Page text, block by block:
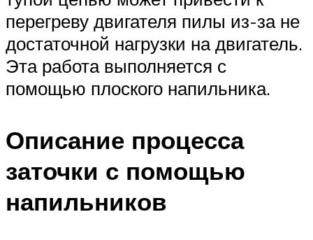
перегреву двигателя пилы из-за не
достаточной нагрузки на двигатель.
Эта работа выполняется с
помощью плоского напильника.
Описание процесса
заточки с помощью
напильников